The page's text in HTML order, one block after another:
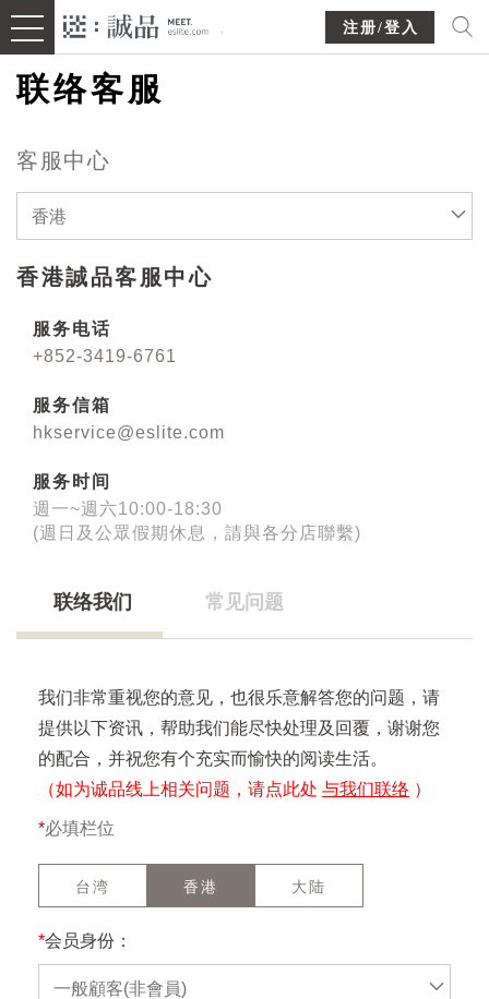
注册/登入
联络客服
客服中心
香港
香港誠品客服中心
服务电话
+852-3419-6761
服务信箱
hkservice@eslite.com
服务时间
週一~週六10:00-18:30
(週日及公眾假期休息，請與各分店聯繫)
联络我们 常见问题
我们非常重视您的意见，也很乐意解答您的问题，请
提供以下资讯，帮助我们能尽快处理及回覆，谢谢您
的配合，并祝您有个充实而愉快的阅读生活。
（如为诚品线上相关问题，请点此处 与我们联络 ）
*必填栏位
台湾 香港 大陆
*会员身份：
一般顧客(非會員)